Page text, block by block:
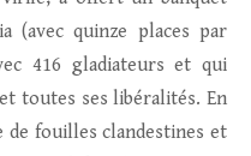
(avec quinze places par
416 gladiateurs et qui
toutes ses libéralités. En
fouilles clandestines et